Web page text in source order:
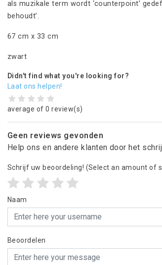
als muzikale term wordt ‘counterpoint’
behoudt’.
67 cm x 33 cm
zwart
Didn't find what you're looking for?
Laat ons helpen!
average of 0 review(s)
Geen reviews gevonden
Help ons en andere klanten door het
Schrijf uw beoordeling! (Select an amount of
Naam
Beoordelen